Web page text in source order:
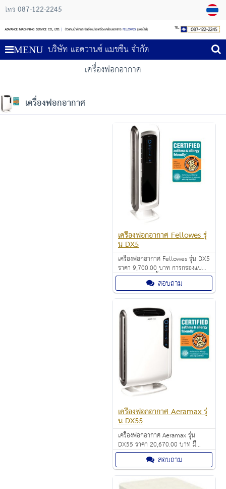
โทร 087-122-2245
MENU บริษัท แอดวานซ์ แมชชีน จำกัด
เครื่องฟอกอากาศ
เครื่องฟอกอากาศ
เครื่องฟอกอากาศ Fellowes รุ่
น DX5
เครื่องฟอกอากาศ Fellowes รุ่น DX5
ราคา 9,700.00 บาท การกรองแบบ
โรงพยาบาล 4 ขั้นตอน ปรับระดับ
พัดลมได้ 3 ระดับสอบถาม
เครื่องฟอกอากาศ Aeramax รุ่
น DX55
เครื่องฟอกอากาศ Aeramax รุ่น
DX55 ราคา 20,670.00 บาท มี
AeroSmart ™ Sensor ตรวจสอบ
คุณภาพอากาศและปรับความเร็ว
พัดลมโดยอัตโนมัติเพื่อให้อากาศ
บริสุทธิ์
สอบถาม